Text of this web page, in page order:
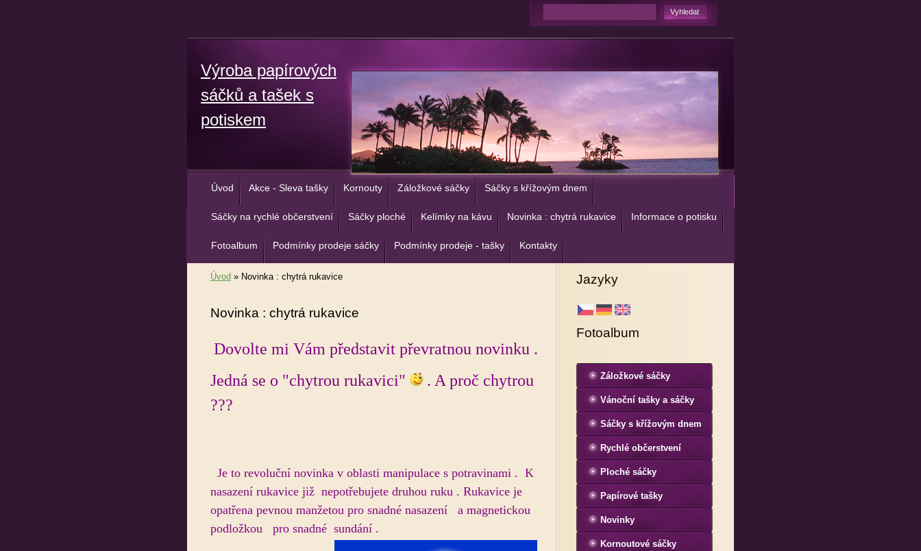
Výroba papírových
sáčků a tašek s
potiskem
Úvod Akce - Sleva tašky Kornouty Záložkové sáčky Sáčky s křížovým dnem
Sáčky na rychlé občerstvení Sáčky ploché Kelímky na kávu Novinka : chytrá rukavice Informace o potisku
Fotoalbum Podmínky prodeje sáčky Podmínky prodeje - tašky Kontakty
Úvod » Novinka : chytrá rukavice
Novinka : chytrá rukavice
Dovolte mi Vám představit převratnou novinku .
Jedná se o "chytrou rukavici"
. A proč chytrou
???
Je to revoluční novinka v oblasti manipulace s potravinami . K
nasazení rukavice již nepotřebujete druhou ruku . Rukavice je
opatřena pevnou manžetou pro snadné nasazení a magnetickou
podložkou pro snadné sundání .
Jazyky
Fotoalbum
Záložkové sáčky
Vánoční tašky a sáčky
Sáčky s křížovým dnem
Rychlé občerstvení
Ploché sáčky
Papírové tašky
Novinky
Kornoutové sáčky